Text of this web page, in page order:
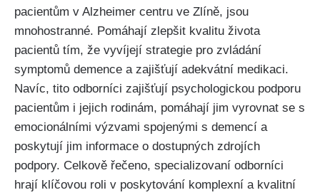
pacientům v Alzheimer centru ve Zlíně, jsou
mnohostranné. Pomáhají zlepšit kvalitu života
pacientů tím, že vyvíjejí strategie pro zvládání
symptomů demence a zajišťují adekvátní medikaci.
Navíc, tito odborníci zajišťují psychologickou podporu
pacientům i jejich rodinám, pomáhají jim vyrovnat se s
emocionálními výzvami spojenými s demencí a
poskytují jim informace o dostupných zdrojích
podpory. Celkově řečeno, specializovaní odborníci
hrají klíčovou roli v poskytování komplexní a kvalitní